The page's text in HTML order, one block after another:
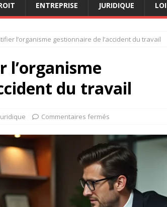
ENTREPRISE JURIDIQUE LOI
l’organisme gestionnaire de l’accident du travail
l’organisme
du travail
Commentaires fermés